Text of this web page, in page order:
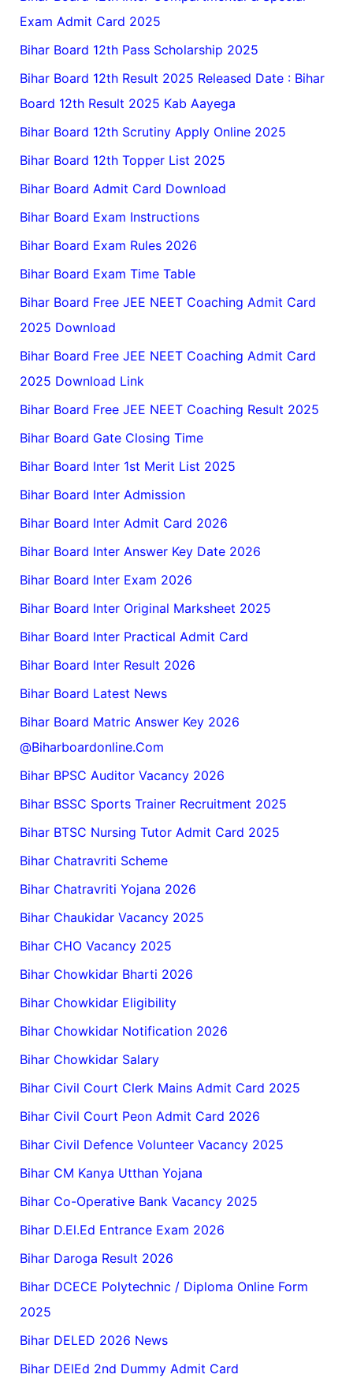
Exam Admit Card 2025
Bihar Board 12th Pass Scholarship 2025
Bihar Board 12th Result 2025 Released Date : Bihar
Board 12th Result 2025 Kab Aayega
Bihar Board 12th Scrutiny Apply Online 2025
Bihar Board 12th Topper List 2025
Bihar Board Admit Card Download
Bihar Board Exam Instructions
Bihar Board Exam Rules 2026
Bihar Board Exam Time Table
Bihar Board Free JEE NEET Coaching Admit Card
2025 Download
Bihar Board Free JEE NEET Coaching Admit Card
2025 Download Link
Bihar Board Free JEE NEET Coaching Result 2025
Bihar Board Gate Closing Time
Bihar Board Inter 1st Merit List 2025
Bihar Board Inter Admission
Bihar Board Inter Admit Card 2026
Bihar Board Inter Answer Key Date 2026
Bihar Board Inter Exam 2026
Bihar Board Inter Original Marksheet 2025
Bihar Board Inter Practical Admit Card
Bihar Board Inter Result 2026
Bihar Board Latest News
Bihar Board Matric Answer Key 2026
@biharboardonline.com
Bihar BPSC Auditor Vacancy 2026
Bihar BSSC Sports Trainer Recruitment 2025
Bihar BTSC Nursing Tutor Admit Card 2025
Bihar Chatravriti Scheme
Bihar Chatravriti Yojana 2026
Bihar Chaukidar Vacancy 2025
Bihar CHO Vacancy 2025
Bihar Chowkidar Bharti 2026
Bihar Chowkidar Eligibility
Bihar Chowkidar Notification 2026
Bihar Chowkidar Salary
Bihar Civil Court Clerk Mains Admit Card 2025
Bihar Civil Court Peon Admit Card 2026
Bihar Civil Defence Volunteer Vacancy 2025
Bihar CM Kanya Utthan Yojana
Bihar Co-Operative Bank Vacancy 2025
Bihar D.El.Ed Entrance Exam 2026
Bihar Daroga Result 2026
Bihar DCECE Polytechnic / Diploma Online Form
2025
Bihar DELED 2026 News
Bihar DElEd 2nd Dummy Admit Card